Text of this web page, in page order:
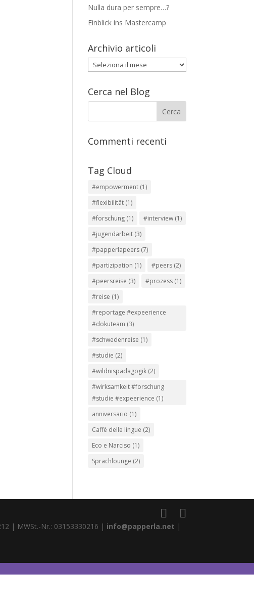
Nulla dura per sempre…?
Einblick ins Mastercamp
Archivio articoli
Archivio
articoli
Cerca nel Blog
Commenti recenti
Tag Cloud
#empowerment (1)
#flexibilität (1)
#forschung (1) #interview (1)
#jugendarbeit (3)
#papperlapeers (7)
#partizipation (1) #peers (2)
#peersreise (3) #prozess (1)
#reise (1)
#reportage #expeerience
#dokuteam (3)
#schwedenreise (1)
#studie (2)
#wildnispädagogik (2)
#wirksamkeit #forschung
#studie #expeerience (1)
anniversario (1)
Caffè delle lingue (2)
Eco e Narciso (1)
Sprachlounge (2)
| MWSt.-Nr.: 03153330216 | info@papperla.net |